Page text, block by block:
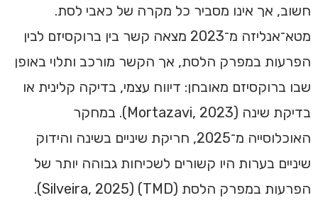
חשוב, אך אינו מסביר כל מקרה של כאבי לסת.
מטא־אנליזה מ־2023 מצאה קשר בין ברוקסיזם לבין
הפרעות במפרק הלסת, אך הקשר מורכב ותלוי באופן
שבו ברוקסיזם מאובחן: דיווח עצמי, בדיקה קלינית או
בדיקת שינה (Mortazavi, 2023). במחקר
האוכלוסייה מ־2025, חריקת שיניים בשינה והידוק
שיניים בערות היו קשורים לשכיחות גבוהה יותר של
הפרעות במפרק הלסת (TMD) (Silveira, 2025).